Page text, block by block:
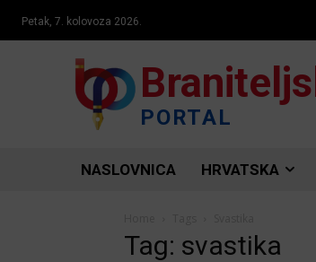
Petak, 7. kolovoza 2026.
PORTAL
NASLOVNICA HRVATSKA
Tag: svastika